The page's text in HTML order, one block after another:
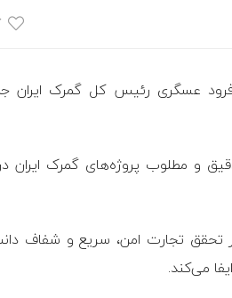
فرود عسگری رئیس کل گمرک ایران
و مطلوب پروژه‌های گمرک ایران در
تحقق تجارت امن، سریع و شفاف
می‌کند.